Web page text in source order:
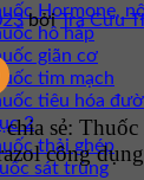
Hormone,
hô hấp
giãn cơ
tim mạch
tiêu hóa
2
thải ghép
sát trùng
bởiTra Cứu
sẻ:
công